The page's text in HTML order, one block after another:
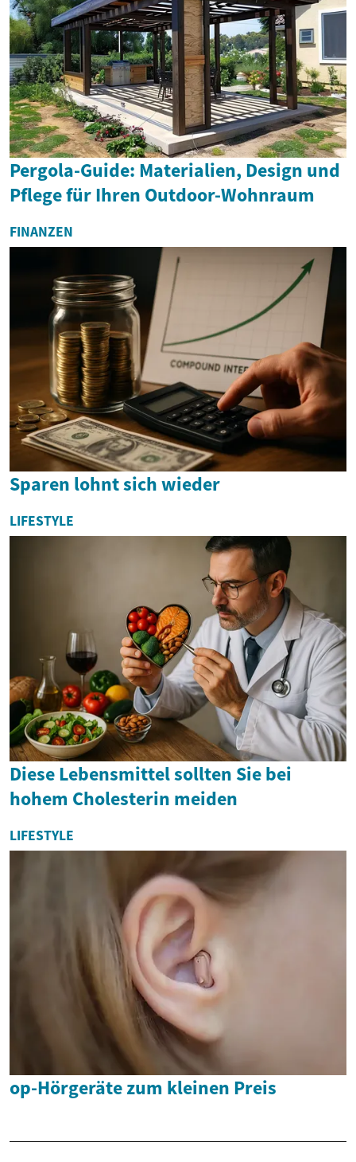
Pergola-Guide: Materialien, Design und
Pflege für Ihren Outdoor-Wohnraum
FINANZEN
Sparen lohnt sich wieder
LIFESTYLE
Diese Lebensmittel sollten Sie bei
hohem Cholesterin meiden
LIFESTYLE
op-Hörgeräte zum kleinen Preis